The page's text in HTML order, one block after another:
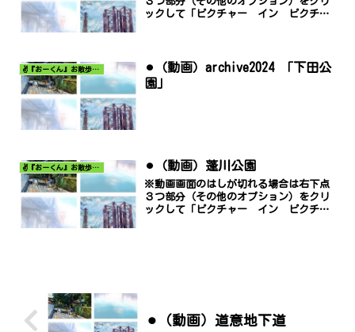
ックして「ピクチャー イン ピクチャ
✌️『おーくん』お散歩日記〜どんな出会いがあるだろう〜
⚫︎（動画）archive2024 「下田公
園」
✌️『おーくん』お散歩日記〜どんな出会いがあるだろう〜 ⚫︎（動画）蓬川公園
※動画画面のはしが切れる場合は右下点
３つ部分（その他のオプション）をクリ
ックして「ピクチャー イン ピクチャ
⚫︎（動画）道意地下道